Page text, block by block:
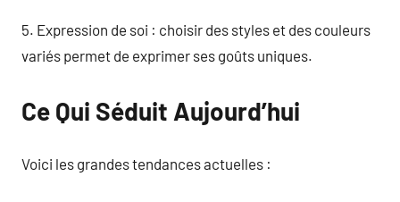
5. Expression de soi : choisir des styles et des couleurs
variés permet de exprimer ses goûts uniques.
Ce Qui Séduit Aujourd’hui
Voici les grandes tendances actuelles :